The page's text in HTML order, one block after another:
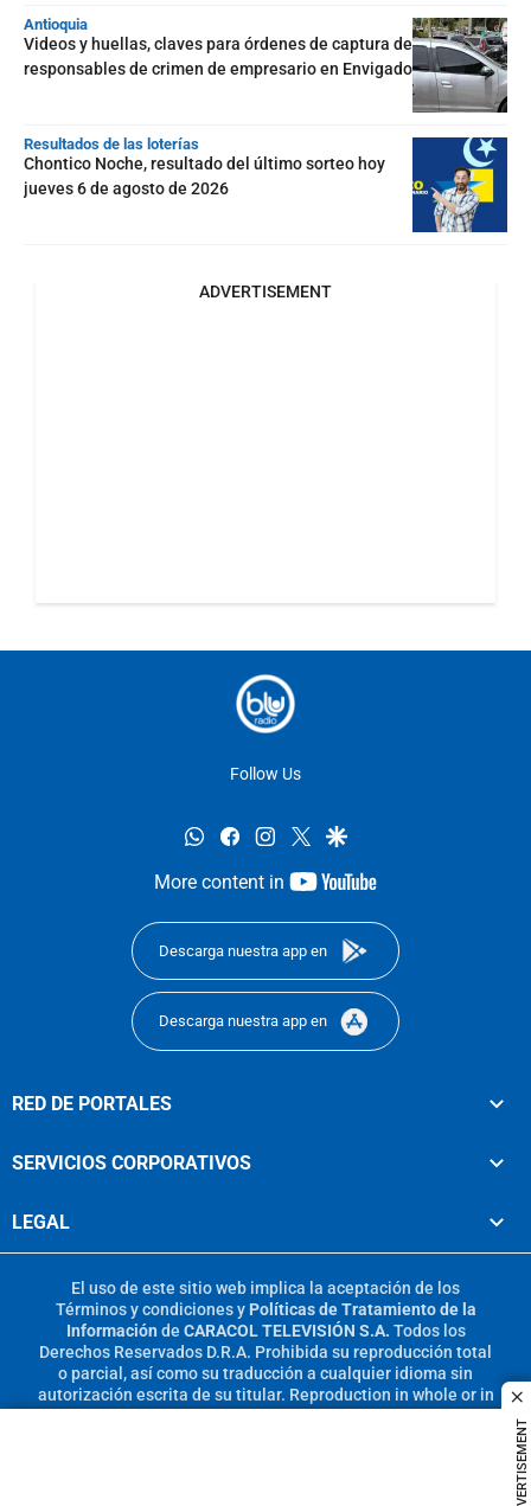
Antioquia
Videos y huellas, claves para órdenes de captura de
responsables de crimen de empresario en Envigado
Resultados de las loterías
Chontico Noche, resultado del último sorteo hoy
jueves 6 de agosto de 2026
ADVERTISEMENT
ADVERTISEMENT
Follow Us
whatsappfacebookinstagram
twittergoogle
More content in
youtube-
Descarga nuestra app en
Descarga nuestra app en
RED DE PORTALES
SERVICIOS CORPORATIVOS
LEGAL
El uso de este sitio web implica la aceptación de los
Términos y condicionesy Políticas de Tratamiento de la
Información de CARACOL TELEVISIÓN S.A. Todos los
Derechos Reservados D.R.A. Prohibida su reproducción total
o parcial, así como su traducción a cualquier idioma sin
autorización escrita de su titular. Reproduction in whole or in